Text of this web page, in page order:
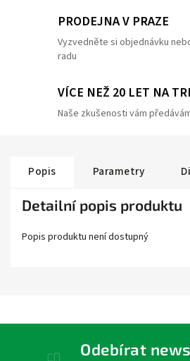
PRODEJNA V PRAZE
Vyzvedněte si objednávku
radu
VÍCE NEŽ 20 LET NA
Naše zkušenosti vám
Popis Parametry
Detailní popis produktu
Popis produktu není dostupný
Odebírat